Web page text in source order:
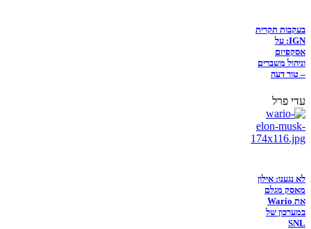
בעקבות תקרית
IGN: על
אסקפיזם
וניהול משברים
– טור דעה
עדי פרל
לא נגענו: אילון
מאסק מגלם
את Wario
במערכון של
SNL